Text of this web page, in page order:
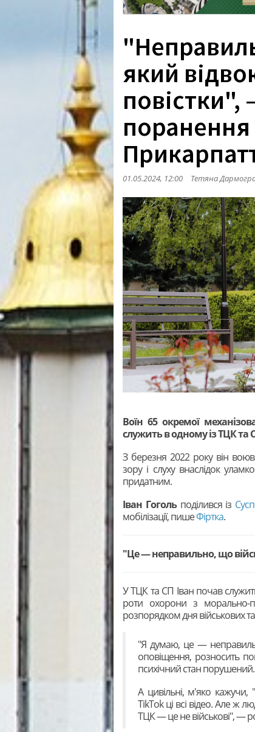
який
повістки",
01.05.2024, 12:00 Тетяна
Воїн 65 окремої
служить в одному із ТЦК та
З березня 2022 року він
зору і слуху внаслідок
придатним.
Іван Гогольподілився із
мобілізації, пишеФіртка.
"Це — неправильно, що
У ТЦК та СП Іван почав
роти охорони з морально-
розпорядком дня військових
"Я думаю, це —
оповіщення, розносить
психічний стан порушений.
А цивільні, м'яко
TikTok ці всі відео. Але ж
ТЦК — це не військові", —